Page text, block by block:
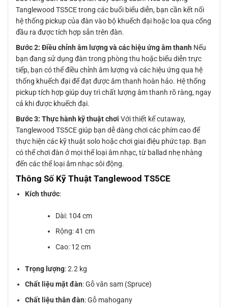
Tanglewood TS5CE trong các buổi biểu diễn, bạn cần kết nối
hệ thống pickup của đàn vào bộ khuếch đại hoặc loa qua cổng
đầu ra được tích hợp sẵn trên đàn.
Bước 2: Điều chỉnh âm lượng và các hiệu ứng âm thanh Nếu
bạn đang sử dụng đàn trong phòng thu hoặc biểu diễn trực
tiếp, bạn có thể điều chỉnh âm lượng và các hiệu ứng qua hệ
thống khuếch đại để đạt được âm thanh hoàn hảo. Hệ thống
pickup tích hợp giúp duy trì chất lượng âm thanh rõ ràng, ngay
cả khi được khuếch đại.
Bước 3: Thực hành kỹ thuật chơi Với thiết kế cutaway,
Tanglewood TS5CE giúp bạn dễ dàng chơi các phím cao để
thực hiện các kỹ thuật solo hoặc chơi giai điệu phức tạp. Bạn
có thể chơi đàn ở mọi thể loại âm nhạc, từ ballad nhẹ nhàng
đến các thể loại âm nhạc sôi động.
Thông Số Kỹ Thuật Tanglewood TS5CE
Kích thước:
Dài: 104 cm
Rộng: 41 cm
Cao: 12 cm
Trọng lượng: 2.2 kg
Chất liệu mặt đàn: Gỗ vân sam (Spruce)
Chất liệu thân đàn: Gỗ mahogany